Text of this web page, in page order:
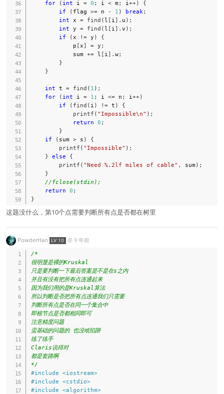
for ( int i = 0 ; i < m ; i ++)
{
if
( flag >= n - 1 ) break ;
int x = find (l [ i ] . u ) ;
int y = find (l [ i ] . v ) ;
if
( x != y )
{
            p
[ x] = y ;
            sum
+= l [ i ] . w;
}
}
int t = find ( 1 ) ;
for
( int i = 1 ; i <= n ; i ++)
if
( find ( i ) != t )
{
printf ( "Impossible\n" ) ;
return 0 ;
}
if
( sum > s )
{
printf ( "Impossible" ) ;
} else
{
printf ( "Need %.2lf miles of cable" , sum ) ;
}
//fclose(stdin);
return 0 ;
}
这题没什么，第10个点需要判断所有点是否都在树里
PowderHan LV 10 @ 9 年前
/*
很明显是裸的Kruskal
只是要判断一下最后答案是不是在s之内
并且有没有把所有点连通起来
因为我们用的是Kruskal算法
所以判断是否把所有点连通我们只需要
判断所有点是否在同一个集合中
即根节点是否都相同即可
注意精度问题
蛮基础的问题的 也没啥陷阱
练了练手
Claris说得对
都是套路啊
*/
#include <iostream>
#include <cstdio>
#include <algorithm>